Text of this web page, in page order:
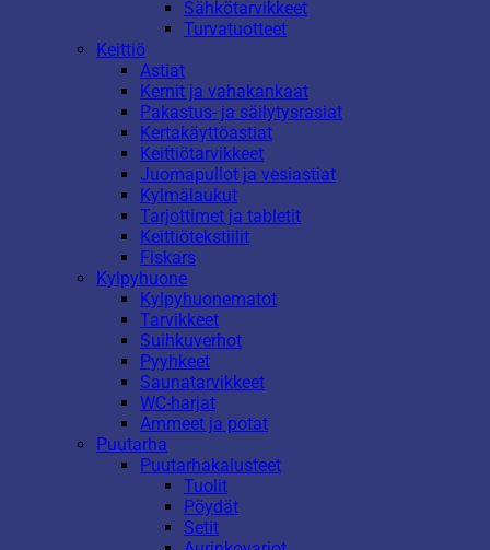
Sähkötarvikkeet
Turvatuotteet
Keittiö
Astiat
Kernit ja vahakankaat
Pakastus- ja säilytysrasiat
Kertakäyttöastiat
Keittiötarvikkeet
Juomapullot ja vesiastiat
Kylmälaukut
Tarjottimet ja tabletit
Keittiötekstiilit
Fiskars
Kylpyhuone
Kylpyhuonematot
Tarvikkeet
Suihkuverhot
Pyyhkeet
Saunatarvikkeet
WC-harjat
Ammeet ja potat
Puutarha
Puutarhakalusteet
Tuolit
Pöydät
Setit